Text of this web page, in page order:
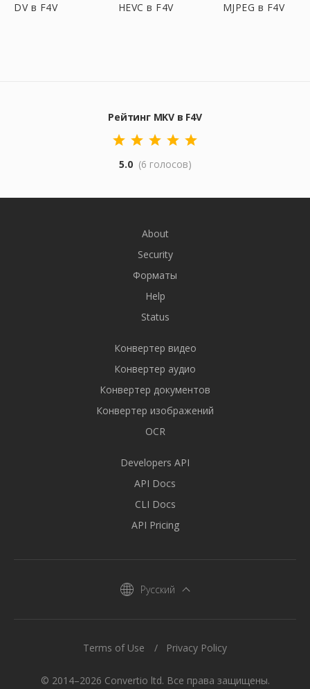
DV в F4V HEVC в F4V MJPEG в F4V
Рейтинг MKV в F4V
5.0 (6 голосов)
About
Security
Форматы
Help
Status
Конвертер видео
Конвертер аудио
Конвертер документов
Конвертер изображений
OCR
Developers API
API Docs
CLI Docs
API Pricing
Русский
© 2014–2026 Convertio ltd. Все права защищены.
Terms of Use Privacy Policy